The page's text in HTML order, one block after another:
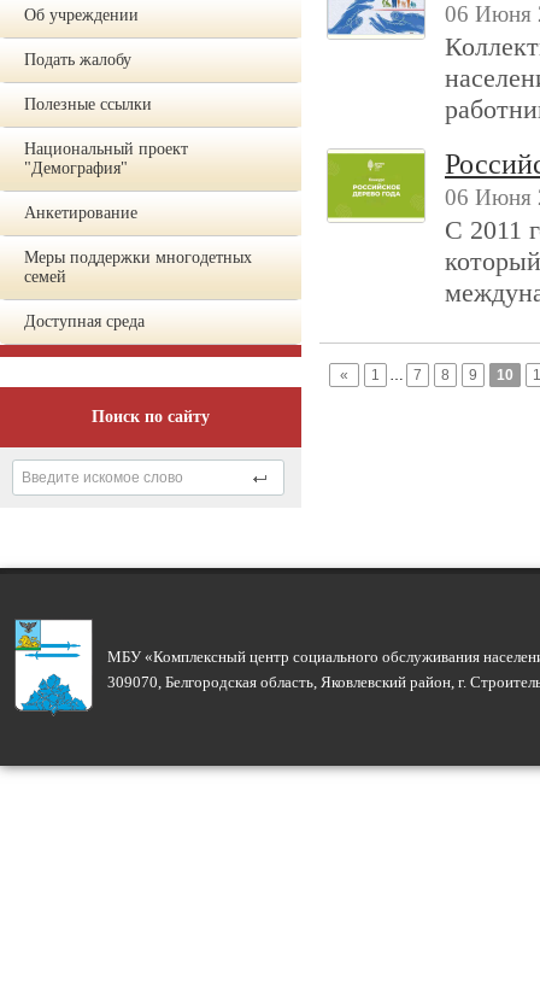
Об учреждении
Подать жалобу
Полезные ссылки
Национальный проект
"Демография"
Анкетирование
Меры поддержки многодетных
семей
Доступная среда
Поиск по сайту
06 Июня
06 Июня
С 2011
« 1 … 7 8 9 10
МБУ «Комплексный центр социального обслуживания
309070, Белгородская область, Яковлевский район, г.